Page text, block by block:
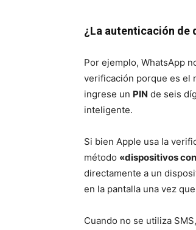
¿La autenticación de
Por ejemplo, WhatsApp
verificación porque es el
ingrese un PIN de seis
inteligente.
Si bien Apple usa la
método «dispositivos
directamente a un
en la pantalla una vez
Cuando no se utiliza